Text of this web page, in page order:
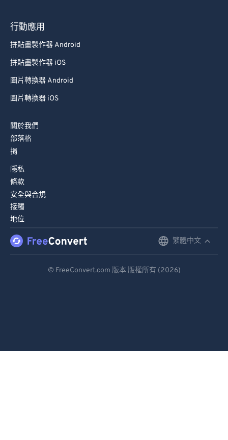
行動應用
拼貼畫製作器 Android
拼貼畫製作器 iOS
圖片轉換器 Android
圖片轉換器 iOS
關於我們
部落格
捐
隱私
條款
安全與合規
接觸
地位
繁體中文
© FreeConvert.com 版本 版權所有 (2026)